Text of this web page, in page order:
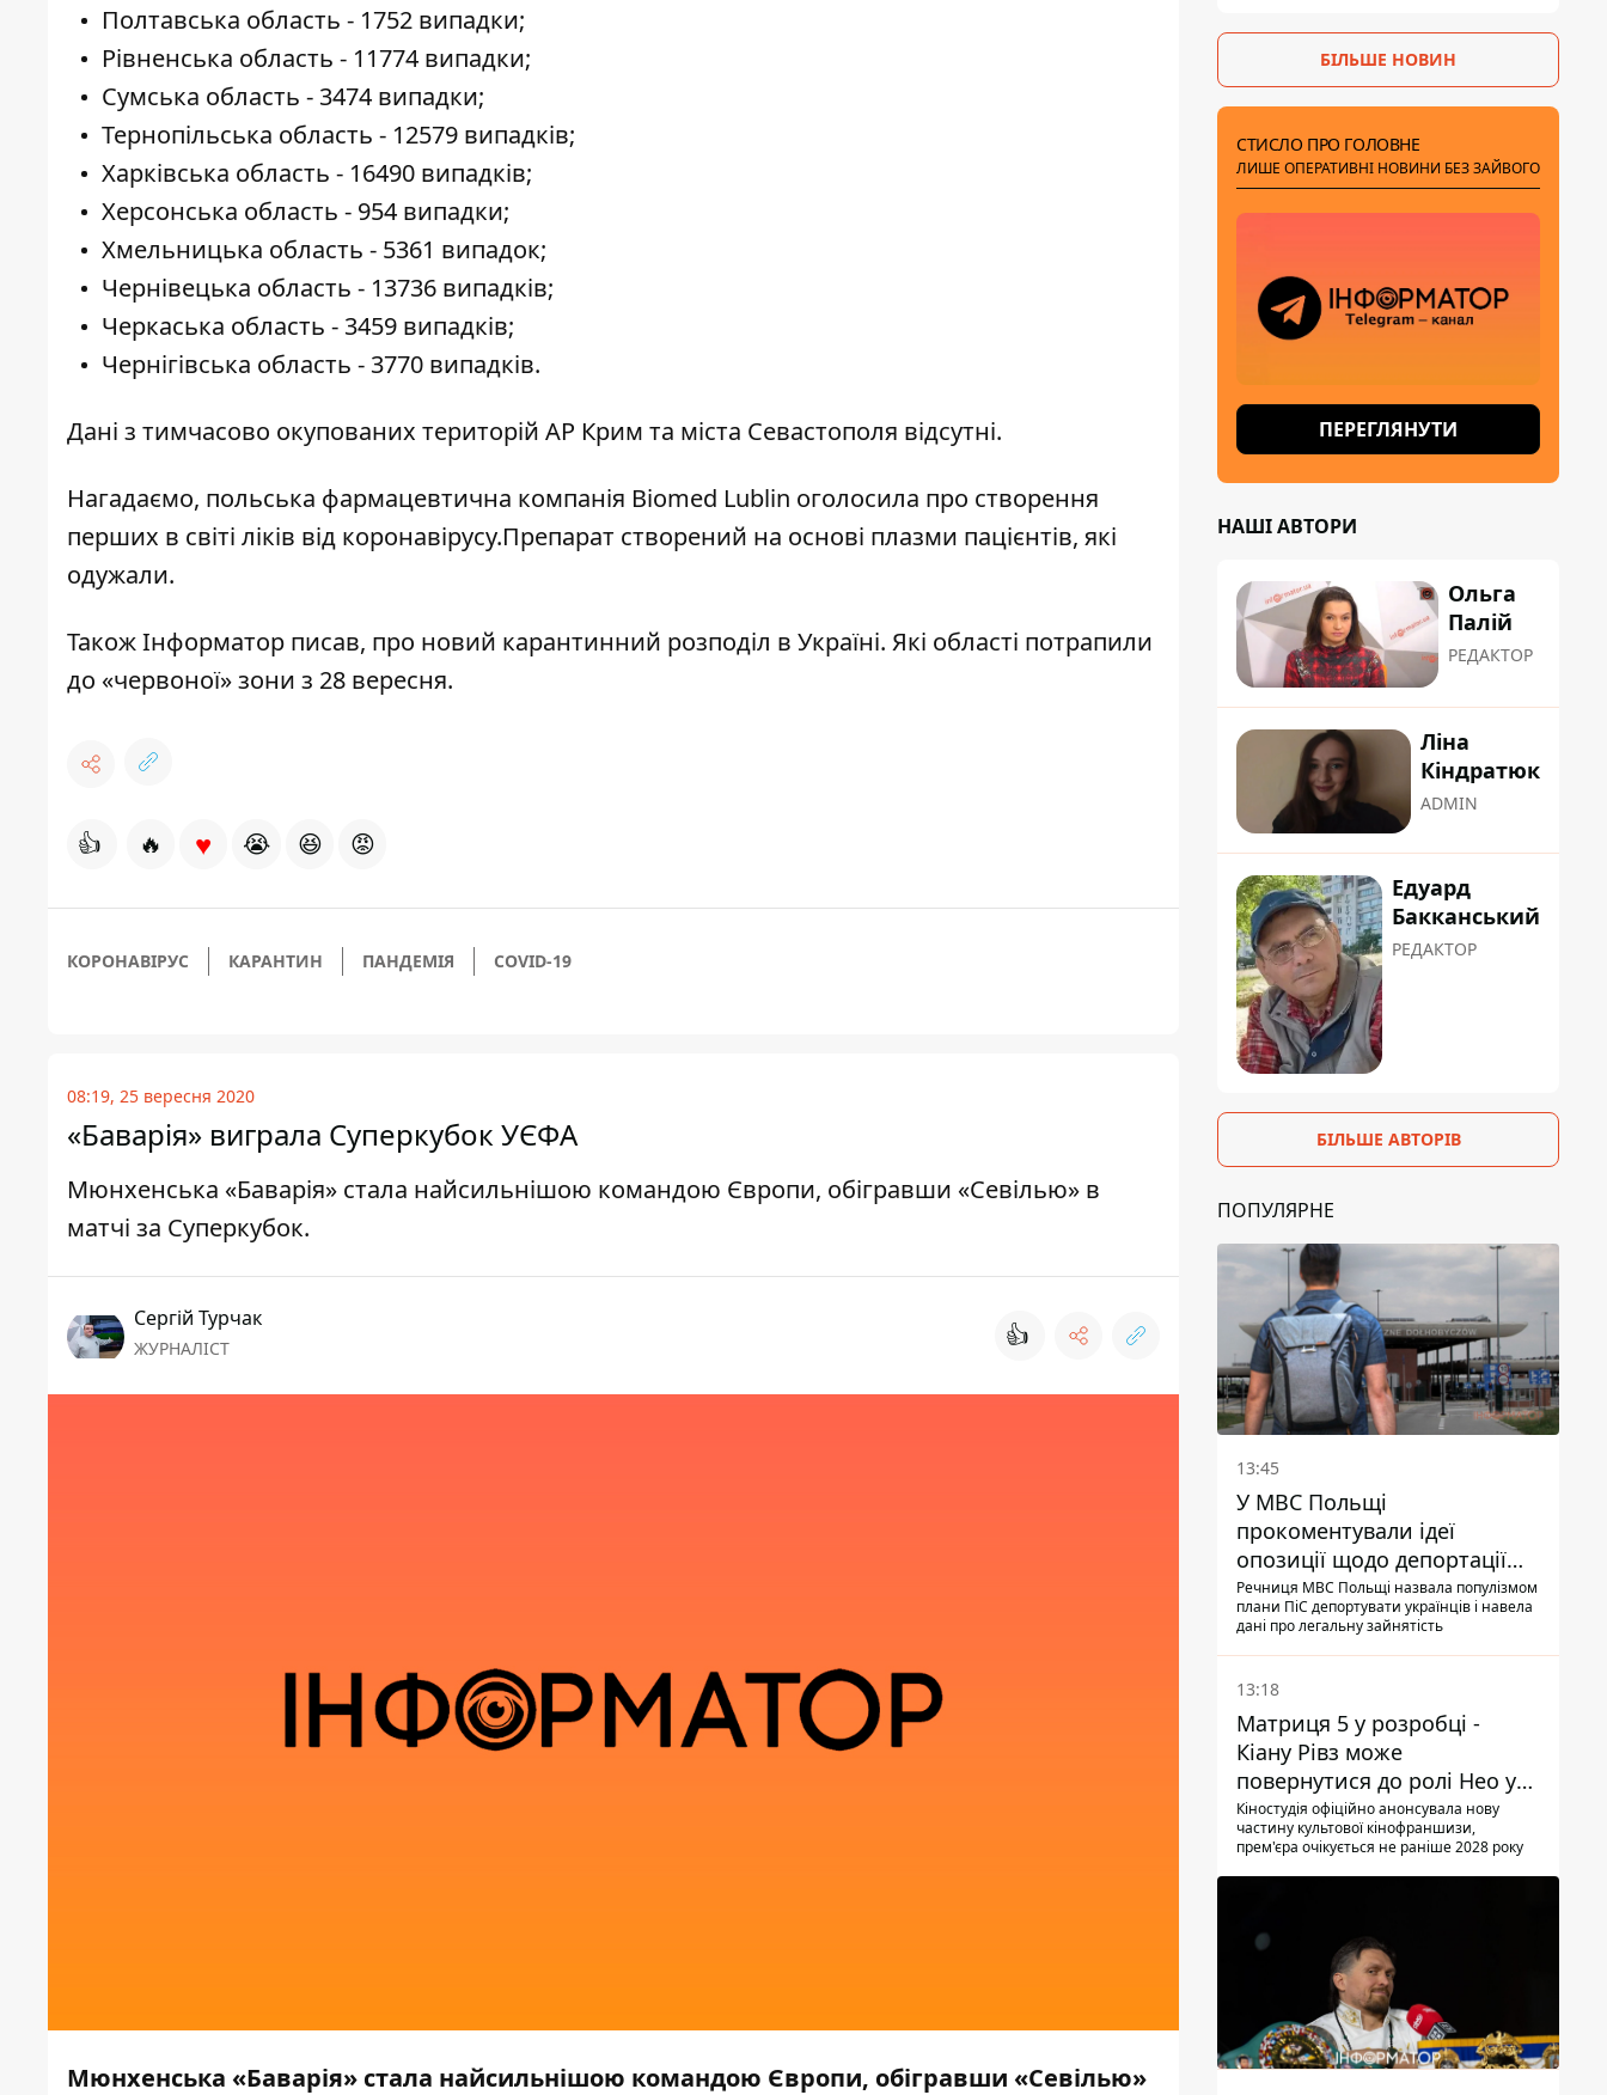
Полтавська область - 1752 випадки;
Рівненська область - 11774 випадки;
Сумська область - 3474 випадки;
Тернопільська область - 12579 випадків;
Харківська область - 16490 випадків;
Херсонська область - 954 випадки;
Хмельницька область - 5361 випадок;
Чернівецька область - 13736 випадків;
Черкаська область - 3459 випадків;
Чернігівська область - 3770 випадків.
Дані з тимчасово окупованих територій АР Крим та міста Севастополя відсутні.
Нагадаємо, польська фармацевтична компанія Biomed Lublin оголосила про створення
перших в світі ліків від коронавірусу.Препарат створений на основі плазми пацієнтів, які
одужали.
ТакожІнформатор писав, про новий карантинний розподіл в Україні. Які області потрапили
до «червоної» зони з 28 вересня.
👍 🔥 ♥ 😭 😆 😡
КОРОНАВІРУС КАРАНТИН ПАНДЕМІЯ COVID-19
08:19, 25 вересня 2020
«Баварія» виграла Суперкубок УЄФА
Мюнхенська «Баварія» стала найсильнішою командою Європи, обігравши «Севілью» в
матчі за Суперкубок.
Сергій Турчак
ЖУРНАЛІСТ 👍
Мюнхенська «Баварія» стала найсильнішою командою Європи, обігравши «Севілью»
БІЛЬШЕ НОВИН
СТИСЛО ПРО ГОЛОВНЕ
ЛИШЕ ОПЕРАТИВНІ НОВИНИ БЕЗ ЗАЙВОГО
ПЕРЕГЛЯНУТИ
НАШІ АВТОРИ
Ольга
Палій
РЕДАКТОР
Ліна
Кіндратюк
ADMIN
Едуард
Бакканський
РЕДАКТОР
БІЛЬШЕ АВТОРІВ
ПОПУЛЯРНЕ
13:45
У МВС Польщі
прокоментували ідеї
опозиції щодо депортації
українських чоловіків -
абсурд і популізм
Речниця МВС Польщі назвала популізмом
плани ПіС депортувати українців і навела
дані про легальну зайнятість
13:18
Матриця 5 у розробці -
Кіану Рівз може
повернутися до ролі Нео у
п'ятій частині
Кіностудія офіційно анонсувала нову
частину культової кінофраншизи,
прем'єра очікується не раніше 2028 року